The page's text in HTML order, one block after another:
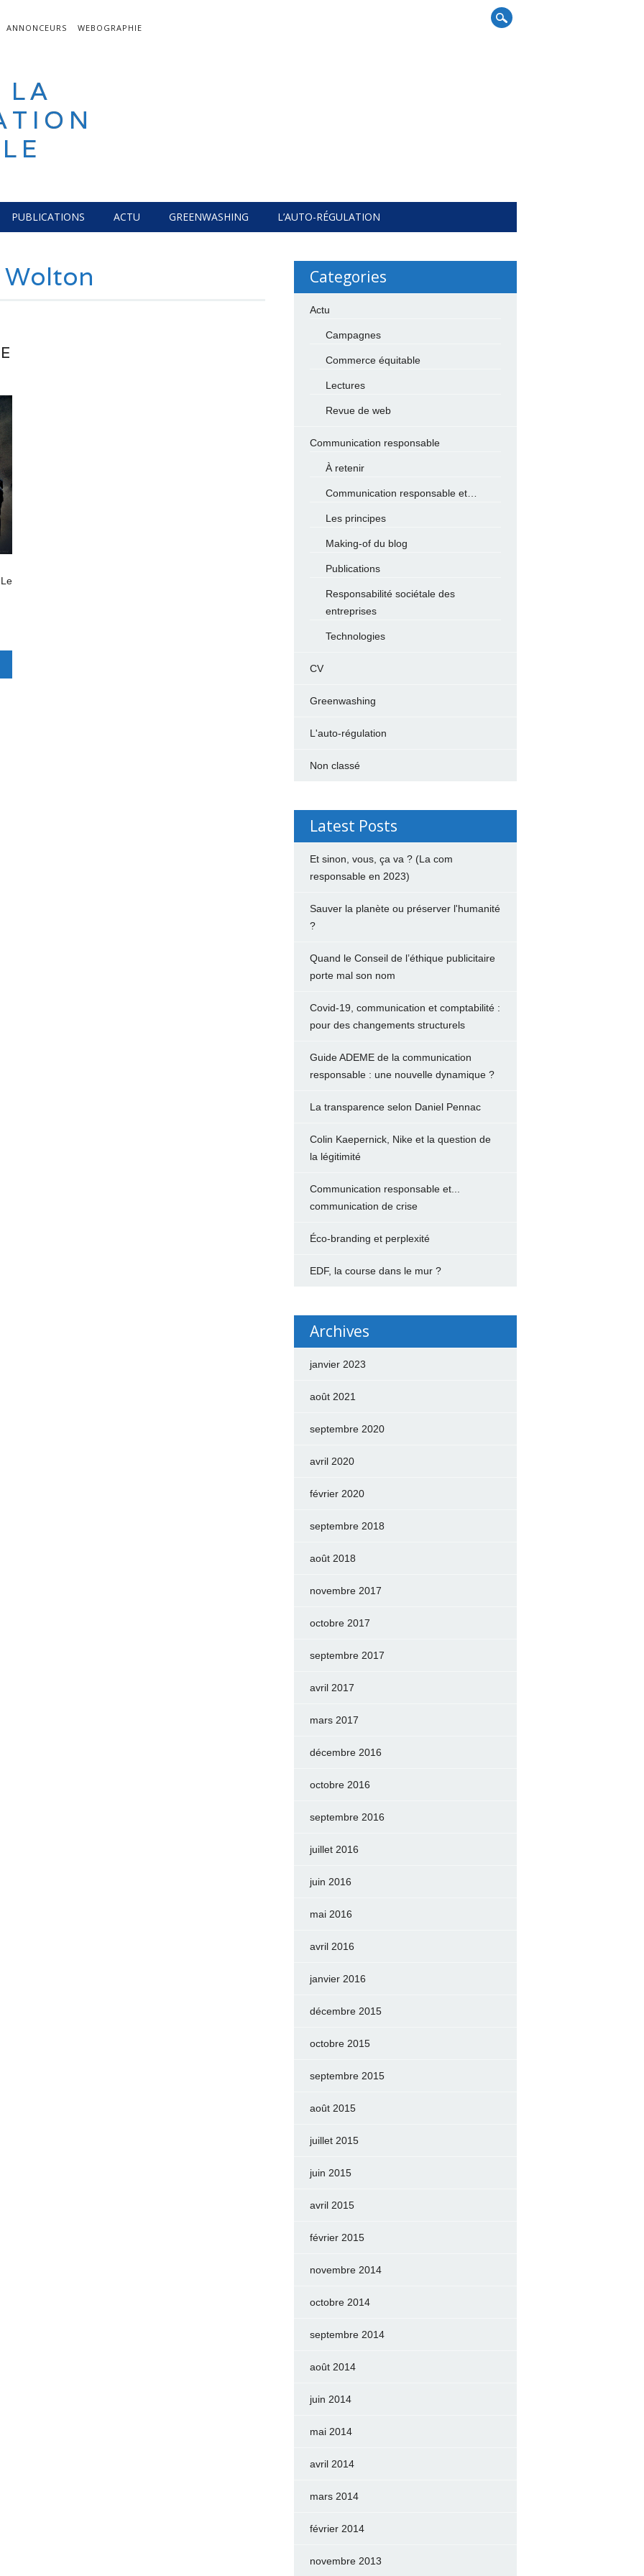
ANNONCEURS
WEBOGRAPHIE
LA
PUBLICATIONS ACTU GREENWASHING L’AUTO-RÉGULATION
Categories
Actu
Campagnes
Commerce équitable
Lectures
Revue de web
Communication responsable
À retenir
Communication responsable et…
Les principes
Making-of du blog
Publications
Responsabilité sociétale des
entreprises
Technologies
CV
Greenwashing
L'auto-régulation
Non classé
Latest Posts
Et sinon, vous, ça va ? (La com
responsable en 2023)
Sauver la planète ou préserver l'humanité
?
Quand le Conseil de l’éthique publicitaire
porte mal son nom
Covid-19, communication et comptabilité :
pour des changements structurels
Guide ADEME de la communication
responsable : une nouvelle dynamique ?
La transparence selon Daniel Pennac
Colin Kaepernick, Nike et la question de
la légitimité
Communication responsable et...
communication de crise
Éco-branding et perplexité
EDF, la course dans le mur ?
Archives
janvier 2023
août 2021
septembre 2020
avril 2020
février 2020
septembre 2018
août 2018
novembre 2017
octobre 2017
septembre 2017
avril 2017
mars 2017
décembre 2016
octobre 2016
septembre 2016
juillet 2016
juin 2016
mai 2016
avril 2016
janvier 2016
décembre 2015
octobre 2015
septembre 2015
août 2015
juillet 2015
juin 2015
avril 2015
février 2015
novembre 2014
octobre 2014
septembre 2014
août 2014
juin 2014
mai 2014
avril 2014
mars 2014
février 2014
novembre 2013